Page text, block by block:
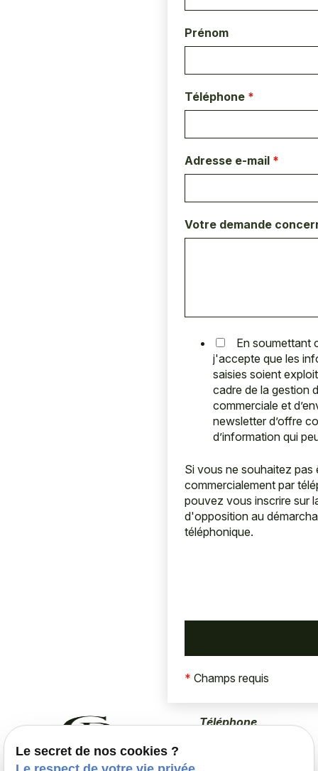
Prénom
Téléphone *
Adresse e-mail *
Votre demande
En soumettant
j'accepte que les
saisies soient
cadre de la gestion
commerciale et
newsletter d’offre
d’information qui
Si vous ne souhaitez pas
commercialement par
pouvez vous inscrire sur
d'opposition au
téléphonique.
* Champs requis
Téléphone
Le secret de nos cookies ?